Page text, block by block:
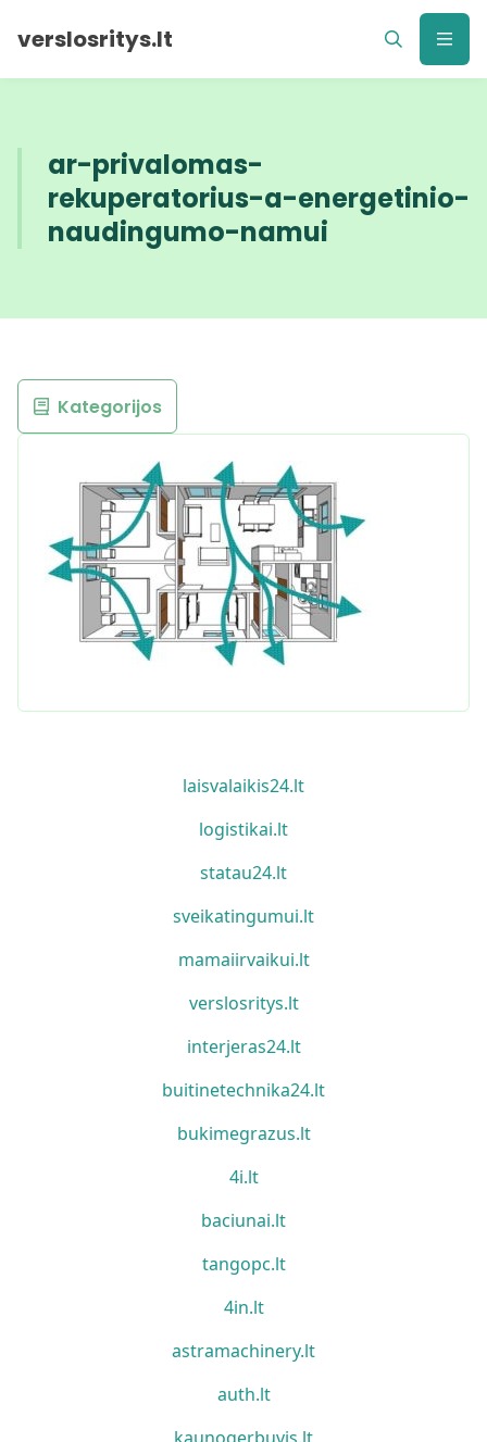
verslosritys.lt
ar-privalomas-
rekuperatorius-a-energetinio-
naudingumo-namui
Kategorijos
laisvalaikis24.lt
logistikai.lt
statau24.lt
sveikatingumui.lt
mamaiirvaikui.lt
verslosritys.lt
interjeras24.lt
buitinetechnika24.lt
bukimegrazus.lt
4i.lt
baciunai.lt
tangopc.lt
4in.lt
astramachinery.lt
auth.lt